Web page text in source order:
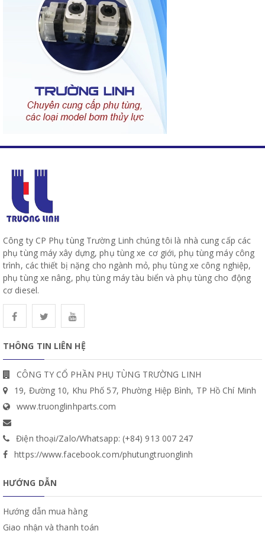
Công ty CP Phụ tùng Trường Linh chúng tôi là nhà cung cấp các
phụ tùng máy xây dựng, phụ tùng xe cơ giới, phụ tùng máy công
trình, các thiết bị nặng cho ngành mỏ, phụ tùng xe công nghiệp,
phụ tùng xe nâng, phụ tùng máy tàu biển và phụ tùng cho động
cơ diesel.
THÔNG TIN LIÊN HỆ
CÔNG TY CỔ PHẦN PHỤ TÙNG TRƯỜNG LINH
19, Đường 10, Khu Phố 57, Phường Hiệp Bình, TP Hồ Chí Minh
www.truonglinhparts.com
Điện thoại/Zalo/Whatsapp: (+84) 913 007 247
https://www.facebook.com/phutungtruonglinh
HƯỚNG DẪN
Hướng dẫn mua hàng
Giao nhận và thanh toán